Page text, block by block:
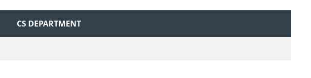
CS DEPARTMENT